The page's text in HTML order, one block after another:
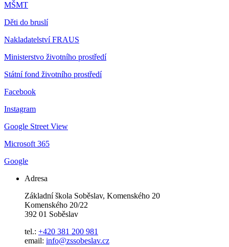
MŠMT
Děti do bruslí
Nakladatelství FRAUS
Ministerstvo životního prostředí
Státní fond životního prostředí
Facebook
Instagram
Google Street View
Microsoft 365
Google
Adresa
Základní škola Soběslav, Komenského 20
Komenského 20/22
392 01 Soběslav
tel.: +420 381 200 981
email: info@zssobeslav.cz